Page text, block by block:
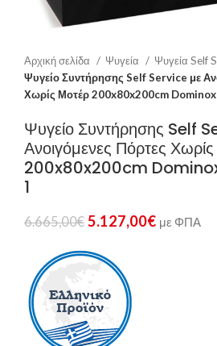
Αρχική σελίδα Ψυγεία
Ψυγεία Self
Ψυγείο Συντήρησης Self Service με
Χωρίς Μοτέρ 200x80x200cm
Ψυγείο Συντήρησης Self
Ανοιγόμενες Πόρτες
200x80x200cm
1
6.665,00€ 5.127,00€ με ΦΠΑ